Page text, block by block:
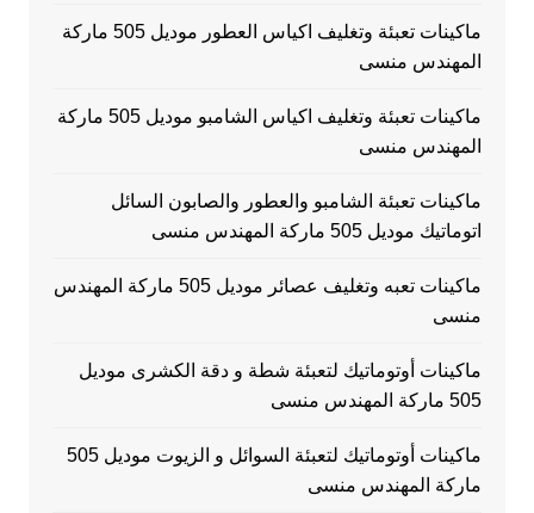
ماكينات تعبئة وتغليف اكياس العطور موديل 505 ماركة
المهندس منسى
ماكينات تعبئة وتغليف اكياس الشامبو موديل 505 ماركة
المهندس منسى
ماكينات تعبئة الشامبو والعطور والصابون السائل
اتوماتيك موديل 505 ماركة المهندس منسى
ماكينات تعبه وتغليف عصائر موديل 505 ماركة المهندس
منسى
ماكينات أوتوماتيك لتعبئة شطة و دقة الكشرى موديل
505 ماركة المهندس منسى
ماكينات أوتوماتيك لتعبئة السوائل و الزيوت موديل 505
ماركة المهندس منسى